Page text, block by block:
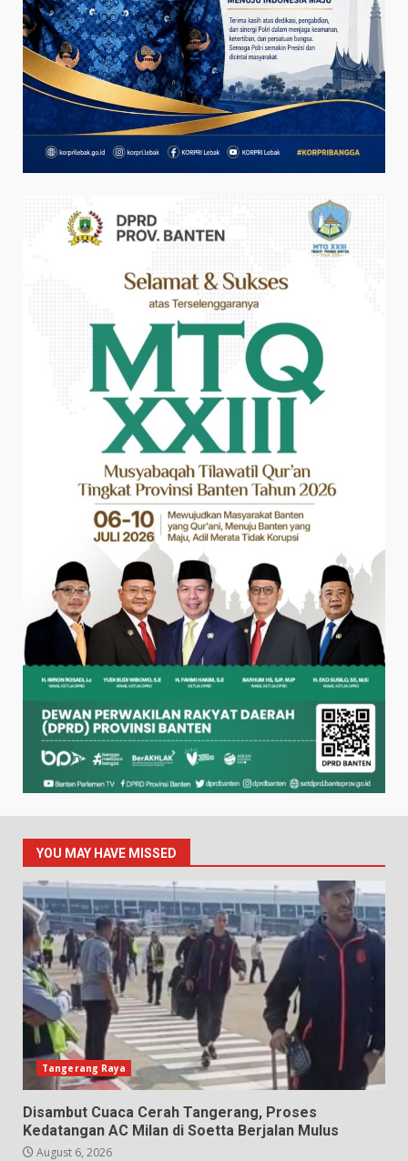
YOU MAY HAVE MISSED
Tangerang Raya
Disambut Cuaca Cerah Tangerang, Proses
Kedatangan AC Milan di Soetta Berjalan Mulus
August 6, 2026